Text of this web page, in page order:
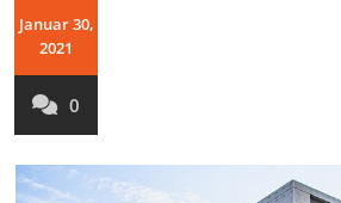
Januar 30,
2021
0